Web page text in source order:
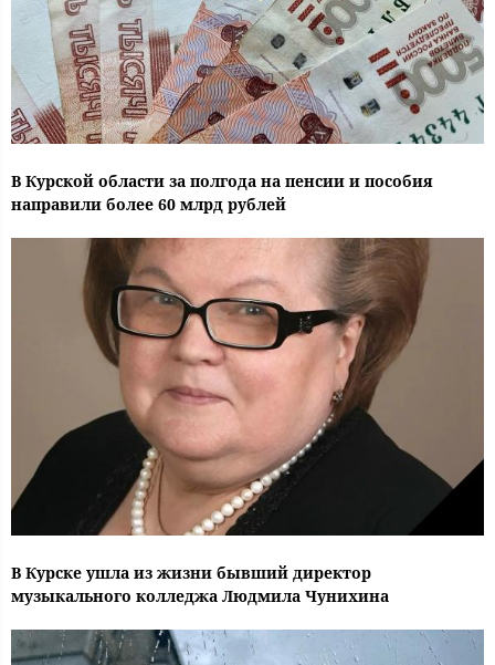
В Курской области за полгода на пенсии и пособия
направили более 60 млрд рублей
В Курске ушла из жизни бывший директор
музыкального колледжа Людмила Чунихина